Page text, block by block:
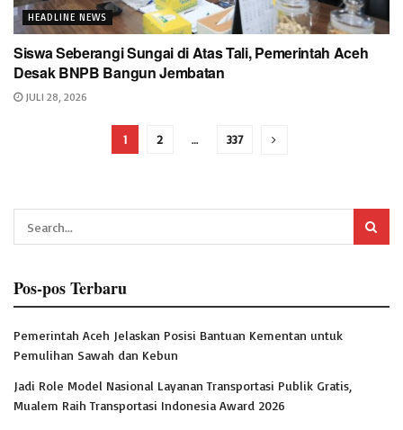
HEADLINE NEWS
Siswa Seberangi Sungai di Atas Tali, Pemerintah Aceh
Desak BNPB Bangun Jembatan
JULI 28, 2026
1 2 … 337
Pos-pos Terbaru
Pemerintah Aceh Jelaskan Posisi Bantuan Kementan untuk
Pemulihan Sawah dan Kebun
Jadi Role Model Nasional Layanan Transportasi Publik Gratis,
Mualem Raih Transportasi Indonesia Award 2026